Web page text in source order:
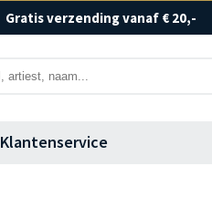
Gratis verzending vanaf € 20,-
Klantenservice